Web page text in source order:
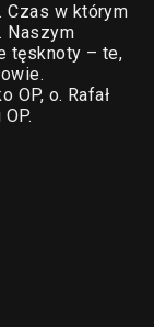
Czas w którym
Naszym
tęsknoty – te,
OP, o. Rafał